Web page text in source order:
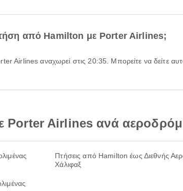
από Hamilton με Porter Airlines;
Porter Airlines ανά
Πτήσεις από Hamilton έως Διεθνής
Χάλιφαξ